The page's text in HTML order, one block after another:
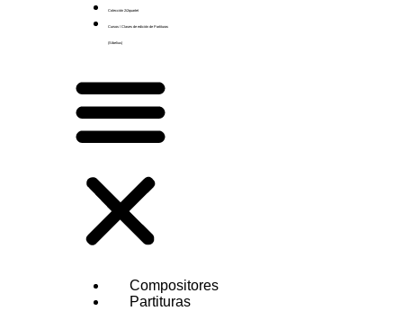
Colección 2i2quartet
Cursos / Clases de edición de Partituras
(Sibelius)
Compositores
Partituras